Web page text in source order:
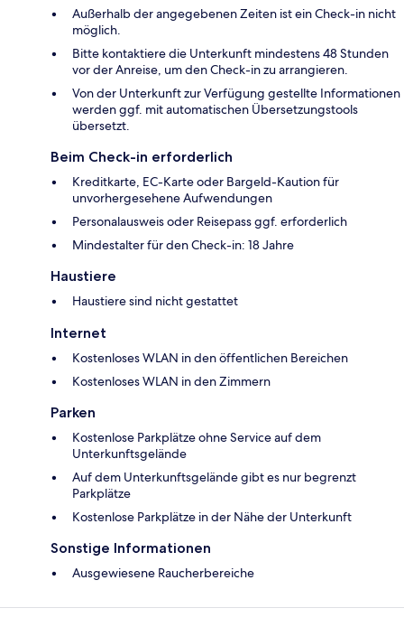
Außerhalb der angegebenen Zeiten ist ein Check-in nicht
möglich.
Bitte kontaktiere die Unterkunft mindestens 48 Stunden
vor der Anreise, um den Check-in zu arrangieren.
Von der Unterkunft zur Verfügung gestellte Informationen
werden ggf. mit automatischen Übersetzungstools
übersetzt.
Beim Check-in erforderlich
Kreditkarte, EC-Karte oder Bargeld-Kaution für
unvorhergesehene Aufwendungen
Personalausweis oder Reisepass ggf. erforderlich
Mindestalter für den Check-in: 18 Jahre
Haustiere
Haustiere sind nicht gestattet
Internet
Kostenloses WLAN in den öffentlichen Bereichen
Kostenloses WLAN in den Zimmern
Parken
Kostenlose Parkplätze ohne Service auf dem
Unterkunftsgelände
Auf dem Unterkunftsgelände gibt es nur begrenzt
Parkplätze
Kostenlose Parkplätze in der Nähe der Unterkunft
Sonstige Informationen
Ausgewiesene Raucherbereiche